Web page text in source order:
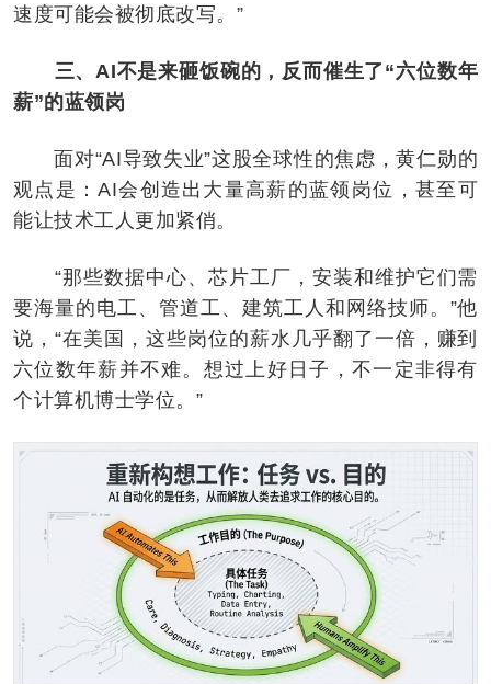
速度可能会被彻底改写。”
三、AI不是来砸饭碗的，反而催生了“六位数年
薪”的蓝领岗
面对“AI导致失业”这股全球性的焦虑，黄仁勋的
观点是：AI会创造出大量高薪的蓝领岗位，甚至可
能让技术工人更加紧俏。
“那些数据中心、芯片工厂，安装和维护它们需
要海量的电工、管道工、建筑工人和网络技师。”他
说，“在美国，这些岗位的薪水几乎翻了一倍，赚到
六位数年薪并不难。想过上好日子，不一定非得有
个计算机博士学位。”